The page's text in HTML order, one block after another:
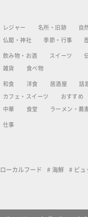
レジャー 名所・旧跡 自
仏閣・神社 季節・行事
飲み物・お酒 スイーツ
雑貨 食べ物
和食 洋食 居酒屋 話
カフェ・スイーツ おすすめ
中華 食堂 ラーメン・蕎
仕事
ローカルフード 海鮮 ビュ